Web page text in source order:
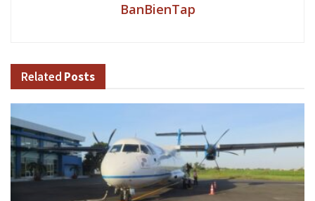
BanBienTap
Related Posts